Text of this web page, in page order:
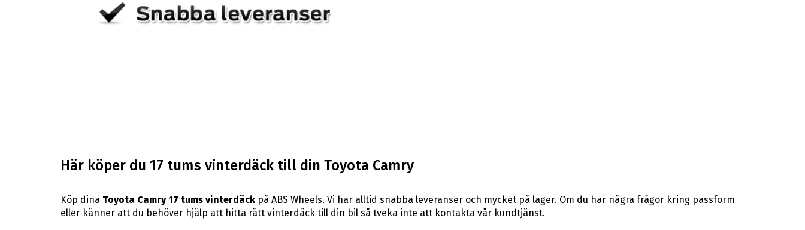
Här köper du 17 tums vinterdäck till din Toyota Camry
Köp dina Toyota Camry 17 tums vinterdäckpå ABS Wheels. Vi har alltid snabba leveranser och mycket på lager. Om du har några frågor kring passform
eller känner att du behöver hjälp att hitta rätt vinterdäck till din bil så tveka inte att kontakta vår kundtjänst.